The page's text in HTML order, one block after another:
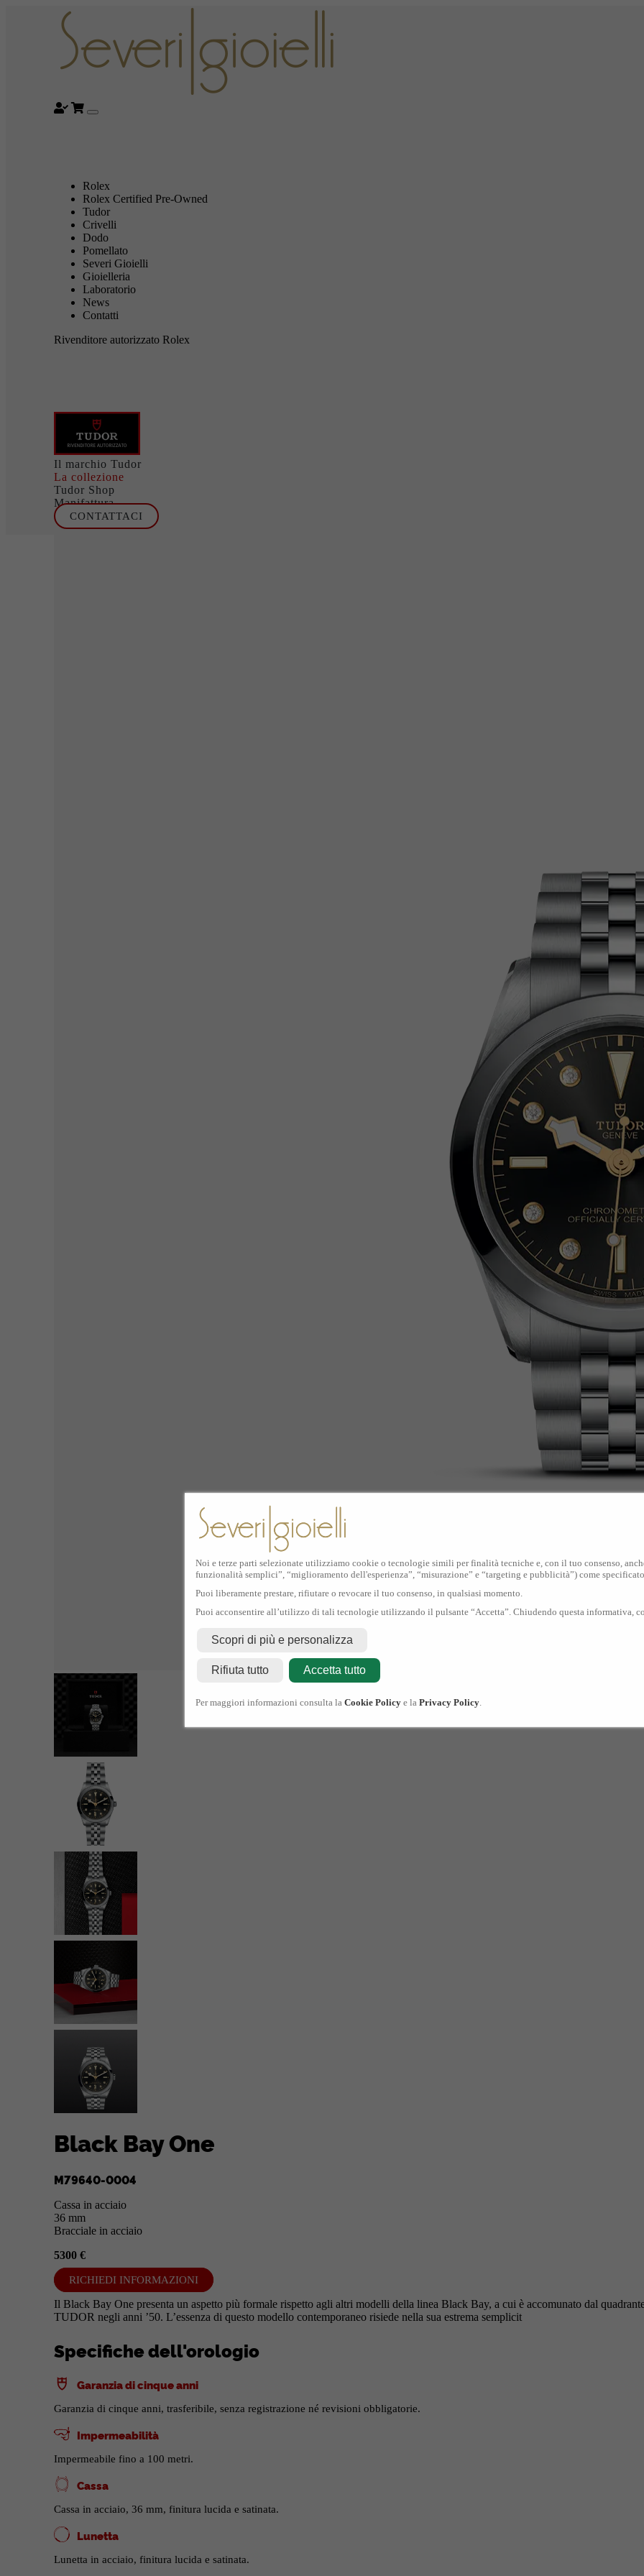
Rolex
Rolex Certified Pre-Owned
Tudor
Crivelli
Dodo
Pomellato
Severi Gioielli
Gioielleria
Laboratorio
News
Contatti
Rivenditore autorizzato Rolex
Il marchio Tudor
La collezione
Tudor Shop
Manifattura
CONTATTACI
Black Bay One
M79640-0004
Cassa in acciaio
36 mm
Bracciale in acciaio
5300 €
RICHIEDI INFORMAZIONI
Il Black Bay One presenta un aspetto più formale rispetto agli altri modelli della linea Black Bay, a cui è accomunato dal
TUDOR negli anni ’50. L’essenza di questo modello contemporaneo risiede nella sua estrema semplicit
Specifiche dell'orologio
Garanzia di cinque anni
Garanzia di cinque anni, trasferibile, senza registrazione né revisioni obbligatorie.
Impermeabilità
Impermeabile fino a 100 metri.
Cassa
Cassa in acciaio, 36 mm, finitura lucida e satinata.
Lunetta
Lunetta in acciaio, finitura lucida e satinata.
Noi e terze parti selezionate utilizziamo cookie o tecnologie simili per finalità tecniche e, con il tuo consenso,
funzionalità semplici”, “miglioramento dell'esperienza”, “misurazione” e “targeting e pubblicità”) come
Puoi liberamente prestare, rifiutare o revocare il tuo consenso, in qualsiasi momento.
Puoi acconsentire all’utilizzo di tali tecnologie utilizzando il pulsante “Accetta”. Chiudendo questa informativa,
Scopri di più e personalizza
Rifiuta tutto Accetta tutto
Per maggiori informazioni consulta la Cookie Policy e la Privacy Policy.